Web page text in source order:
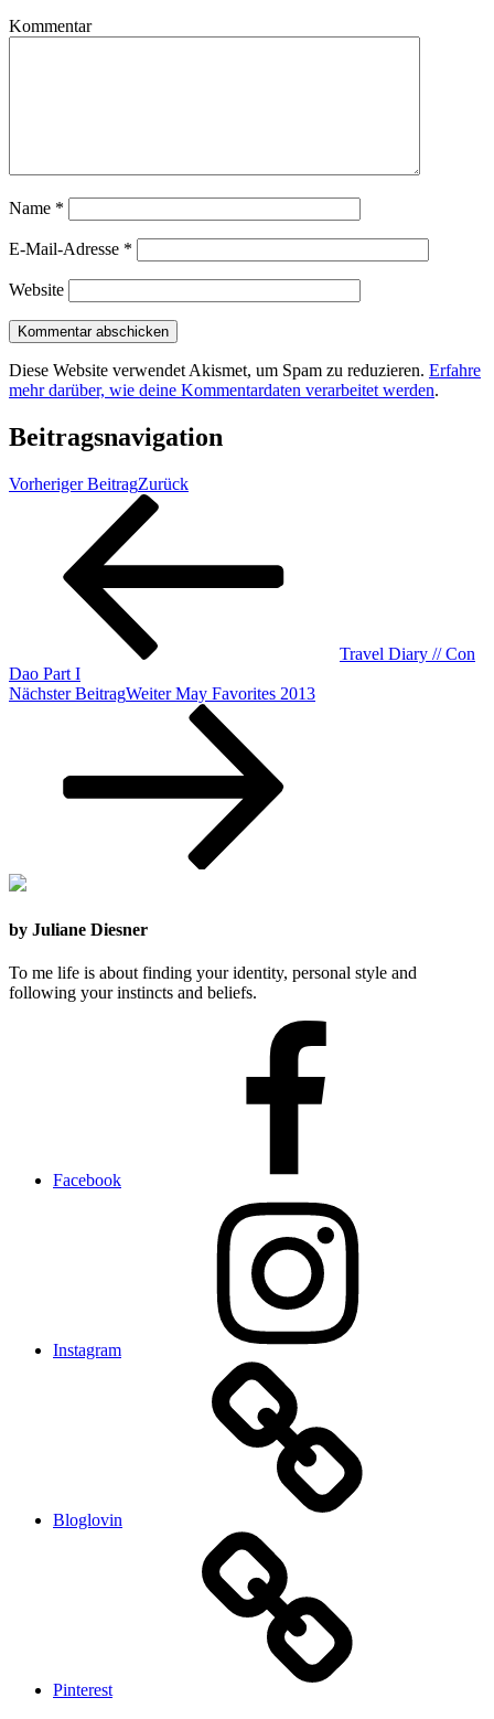
Kommentar
Name *
E-Mail-Adresse *
Website
Diese Website verwendet Akismet, um Spam zu reduzieren. Erfahre
mehr darüber, wie deine Kommentardaten verarbeitet werden.
Beitragsnavigation
Vorheriger BeitragZurück
Travel Diary // Con
Dao Part I
Nächster BeitragWeiter May Favorites 2013
by Juliane Diesner
To me life is about finding your identity, personal style and
following your instincts and beliefs.
Facebook
Instagram
Bloglovin
Pinterest